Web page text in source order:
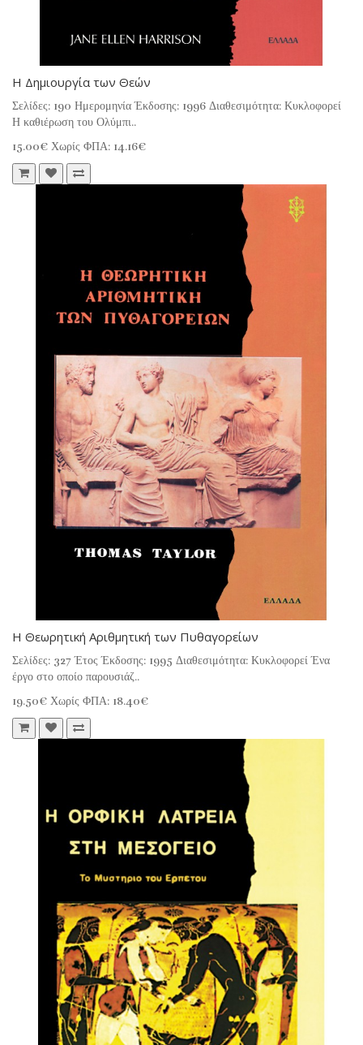
Η Δημιουργία των Θεών
Σελίδες: 190 Ημερομηνία Έκδοσης: 1996 Διαθεσιμότητα: Κυκλοφορεί
Η καθιέρωση του Ολύμπι..
15.00€ Χωρίς ΦΠΑ: 14.16€
Η Θεωρητική Αριθμητική των Πυθαγορείων
Σελίδες: 327 Έτος Έκδοσης: 1995 Διαθεσιμότητα: Κυκλοφορεί Ένα
έργο στο οποίο παρουσιάζ..
19.50€ Χωρίς ΦΠΑ: 18.40€